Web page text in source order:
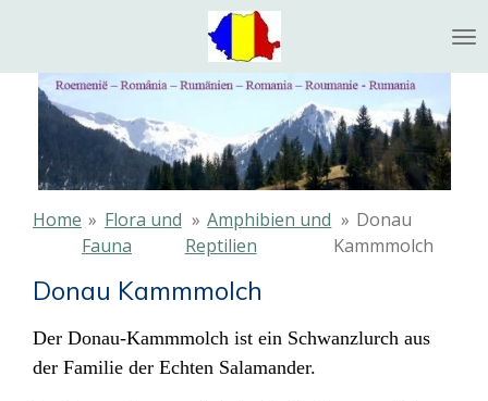
naar
hoofdinhoud
Home » Flora und
Fauna
» Amphibien und
Reptilien
» Donau
Kammmolch
Donau Kammmolch
Der Donau-Kammmolch ist ein Schwanzlurch aus
der Familie der Echten Salamander.